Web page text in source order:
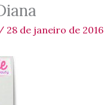
/ 28 de janeiro de 2016